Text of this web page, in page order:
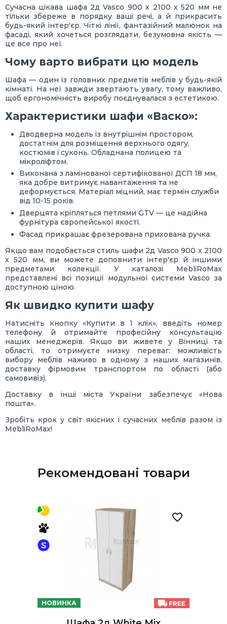
Сучасна цікава шафа 2д Vasco 900 х 2100 х 520 мм не
тільки збереже в порядку ваші речі, а й прикрасить
будь-який інтер'єр. Чіткі лінії, фантазійний малюнок на
фасаді, який хочеться розглядати, безумовна якість —
це все про неї.
Чому варто вибрати цю модель
Шафа — один із головних предметів меблів у будь-якій
кімнаті. На неї завжди звертають увагу, тому важливо,
щоб ергономічність виробу поєднувалася з естетикою.
Характеристики шафи «Васко»:
Дводверна модель із внутрішнім простором,
достатнім для розміщення верхнього одягу,
костюмів і суконь. Обладнана полицею та
мікроліфтом.
Виконана з ламінованої сертифікованої ДСП 18 мм,
яка добре витримує навантаження та не
деформується. Матеріал міцний, має термін служби
від 10-15 років.
Дверцята кріпляться петлями GTV — це надійна
фурнітура європейської якості.
Фасад прикрашає фрезерована прихована ручка.
Якщо вам подобається стиль шафи 2д Vasco 900 х 2100
х 520 мм, ви можете доповнити інтер'єр й іншими
предметами колекції. У каталозі MebliRoMax
представлені всі позиції модульної системи Vasco за
доступною ціною.
Як швидко купити шафу
Натисніть кнопку «Купити в 1 клік», введіть номер
телефону й отримайте професійну консультацію
наших менеджерів. Якщо ви живете у Вінниці та
області, то отримуєте низку переваг: можливість
вибору меблів наживо в одному з наших магазинів,
доставку фірмовим транспортом по області (або
самовивіз).
Доставку в інші міста України забезпечує «Нова
пошта».
Зробіть крок у світ якісних і сучасних меблів разом із
MebliRoMax!
Рекомендовані товари
НОВИНКА